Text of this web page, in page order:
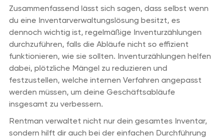
Zusammenfassend lässt sich sagen, dass selbst wenn
du eine Inventarverwaltungslösung besitzt, es
dennoch wichtig ist, regelmäßige Inventurzählungen
durchzuführen, falls die Abläufe nicht so effizient
funktionieren, wie sie sollten. Inventurzählungen helfen
dabei, plötzliche Mängel zu reduzieren und
festzustellen, welche internen Verfahren angepasst
werden müssen, um deine Geschäftsabläufe
insgesamt zu verbessern.
Rentman verwaltet nicht nur dein gesamtes Inventar,
sondern hilft dir auch bei der einfachen Durchführung